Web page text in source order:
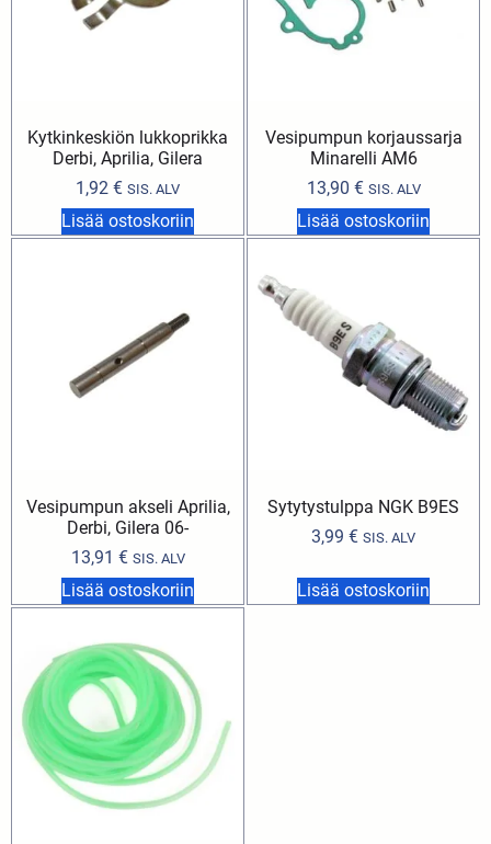
Kytkinkeskiön lukkoprikka
Derbi, Aprilia, Gilera
1,92 € SIS. ALV
Lisää ostoskoriin
Vesipumpun korjaussarja
Minarelli AM6
13,90 € SIS. ALV
Lisää ostoskoriin
Vesipumpun akseli Aprilia,
Derbi, Gilera 06-
13,91 € SIS. ALV
Lisää ostoskoriin
Sytytystulppa NGK B9ES
3,99 € SIS. ALV
Lisää ostoskoriin